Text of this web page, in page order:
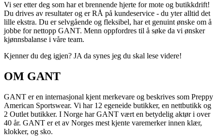
Magasin
Gavekort
Vi ser etter deg som har et brennende hjerte for mote og butikkdrift!
Du drives av resultater og er RÅ på kundeservice - du yter alltid det
lille ekstra. Du er selvgående og fleksibel, har et genuint ønske om å
jobbe for nettopp GANT. Menn oppfordres til å søke da vi ønsker
kjønnsbalanse i våre team.
Kjenner du deg igjen? JA da synes jeg du skal lese videre!
OM GANT
GANT er en internasjonal kjent merkevare og beskrives som Preppy
American Sportswear. Vi har 12 egeneide butikker, en nettbutikk og
2 Outlet butikker. I Norge har GANT vært en betydelig aktør i over
40 år. GANT er et av Norges mest kjente varemerker innen klær,
klokker, og sko.